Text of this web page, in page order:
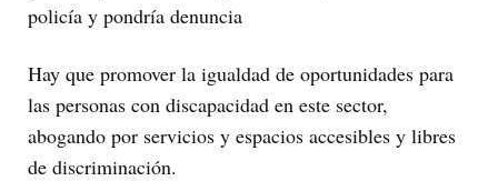
policía y pondría denuncia
Hay que promover la igualdad de oportunidades para
las personas con discapacidad en este sector,
abogando por servicios y espacios accesibles y libres
de discriminación.